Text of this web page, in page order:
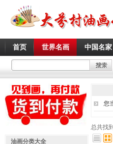
首页 世界名画 中国名家
您
总共找到
油画分类大全